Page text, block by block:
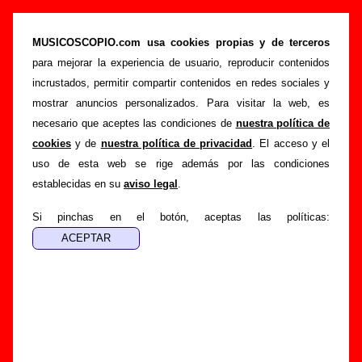
MUSICOSCOPIO.com usa cookies propias y de terceros
para mejorar la experiencia de usuario, reproducir contenidos
incrustados, permitir compartir contenidos en redes sociales y
mostrar anuncios personalizados. Para visitar la web, es
necesario que aceptes las condiciones de nuestra política de
cookies y de nuestra política de privacidad . El acceso y el
uso de esta web se rige además por las condiciones
establecidas en su aviso legal .
Si pinchas en el botón, aceptas las políticas:
Los Planetas - Añadir o corregir información
Portada >Los Planetas >Añadir
Si tienes información adicional, puedes enviar nueva
información o corregir la existente mediante el siguiente
formulario o escribiendo un e-mail a
guialven@musicoscopio.com.Gracias por tu
colaboración.
Nombre: